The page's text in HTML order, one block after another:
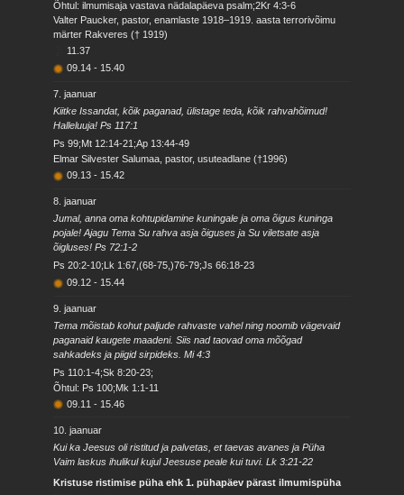
Õhtul: ilmumisaja vastava nädalapäeva psalm;2Kr 4:3-6
Valter Paucker, pastor, enamlaste 1918–1919. aasta terrorivõimu
märter Rakveres († 1919)
11.37
09.14 - 15.40
7. jaanuar
Kiitke Issandat, kõik paganad, ülistage teda, kõik rahvahõimud!
Halleluuja! Ps 117:1
Ps 99;Mt 12:14-21;Ap 13:44-49
Elmar Silvester Salumaa, pastor, usuteadlane (†1996)
09.13 - 15.42
8. jaanuar
Jumal, anna oma kohtupidamine kuningale ja oma õigus kuninga
pojale! Ajagu Tema Su rahva asja õiguses ja Su viletsate asja
õigluses! Ps 72:1-2
Ps 20:2-10;Lk 1:67,(68-75,)76-79;Js 66:18-23
09.12 - 15.44
9. jaanuar
Tema mõistab kohut paljude rahvaste vahel ning noomib vägevaid
paganaid kaugete maadeni. Siis nad taovad oma mõõgad
sahkadeks ja piigid sirpideks. Mi 4:3
Ps 110:1-4;Sk 8:20-23;
Õhtul: Ps 100;Mk 1:1-11
09.11 - 15.46
10. jaanuar
Kui ka Jeesus oli ristitud ja palvetas, et taevas avanes ja Püha
Vaim laskus ihulikul kujul Jeesuse peale kui tuvi. Lk 3:21-22
Kristuse ristimise püha ehk 1. pühapäev pärast ilmumispüha